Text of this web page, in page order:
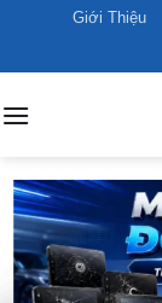
content
Giới Thiệu